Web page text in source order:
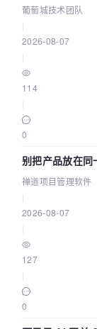
参数为什么不生
葡萄城技术团队
2026-08-07
114
0
别把产品放在同
禅道项目管理软件
2026-08-07
127
0